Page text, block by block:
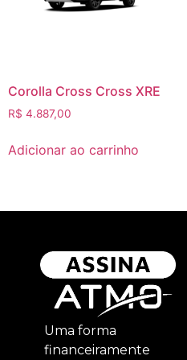
Corolla Cross Cross XRE
R$ 4.887,00
Adicionar ao carrinho
Uma forma
financeiramente